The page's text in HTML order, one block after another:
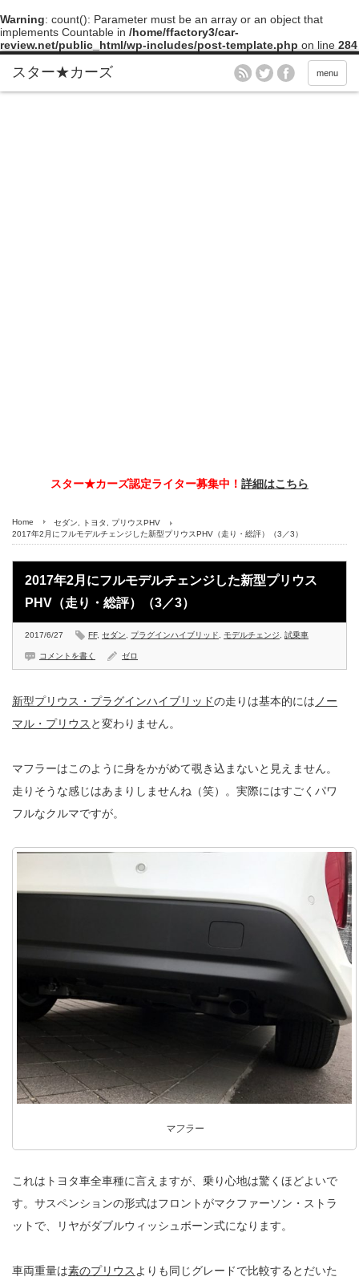
Warning: count(): Parameter must be an array or an object that
implements Countable in /home/ffactory3/car-
review.net/public_html/wp-includes/post-template.php on line 284
menu
スター★カーズ認定ライター募集中！ 詳細はこちら
Home セダン トヨタ
プリウスPHV
2017年2月にフルモデルチェンジした新型プリウスPHV（走り・総評）（3／3）
2017年2月にフルモデルチェンジした新型プリウス
PHV（走り・総評）（3／3）
2017/6/27 FF, セダン プラグインハイブリッド モデルチェンジ 試乗車
コメントを書く ゼロ
新型プリウス・プラグインハイブリッドの走りは基本的には ノー
マル・プリウス と変わりません。
マフラーはこのように身をかがめて覗き込まないと見えません。
走りそうな感じはあまりしませんね（笑）。実際にはすごくパワ
フルなクルマですが。
マフラー
これはトヨタ車全車種に言えますが、乗り心地は驚くほどよいで
す。サスペンションの形式はフロントがマクファーソン・ストラ
ットで、リヤがダブルウィッシュボーン式になります。
車両重量は素のプリウス よりも同じグレードで比較するとだいた